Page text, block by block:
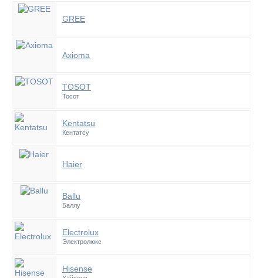
GREE
Axioma
TOSOT
Тосот
Kentatsu
Кентатсу
Haier
Ballu
Баллу
Electrolux
Электролюкс
Hisense